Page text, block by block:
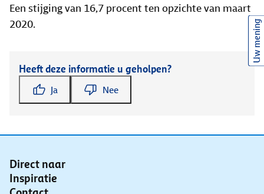
Een stijging van 16,7 procent ten opzichte van maart
2020.
Heeft deze informatie u geholpen?
Ja Nee
Direct naar
Inspiratie
Uw mening